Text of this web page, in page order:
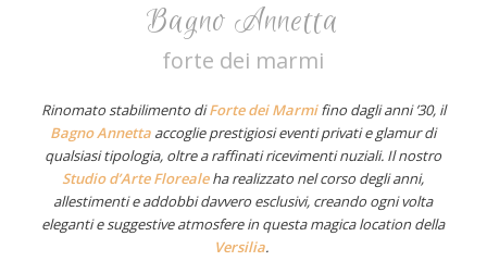
Bagno Annetta
forte dei marmi
Rinomato stabilimento diForte dei Marmifino dagli anni ’30, il
Bagno Annetta accoglie prestigiosi eventi privati e glamur di
qualsiasi tipologia, oltre a raffinati ricevimenti nuziali. Il nostro
Studio d’Arte Florealeha realizzato nel corso degli anni,
allestimenti e addobbi davvero esclusivi, creando ogni volta
eleganti e suggestive atmosfere in questa magica location della
Versilia.